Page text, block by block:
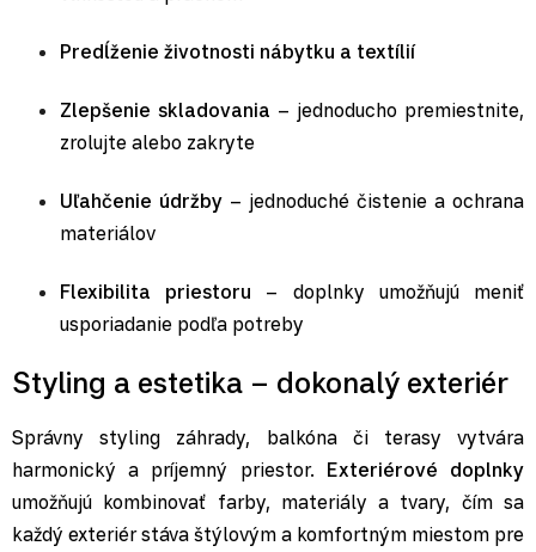
Predĺženie životnosti nábytku a textílií
Zlepšenie skladovania – jednoducho premiestnite,
zrolujte alebo zakryte
Uľahčenie údržby – jednoduché čistenie a ochrana
materiálov
Flexibilita priestoru – doplnky umožňujú meniť
usporiadanie podľa potreby
Styling a estetika – dokonalý exteriér
Správny styling záhrady, balkóna či terasy vytvára
harmonický a príjemný priestor. Exteriérové doplnky
umožňujú kombinovať farby, materiály a tvary, čím sa
každý exteriér stáva štýlovým a komfortným miestom pre